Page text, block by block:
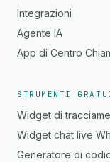
Integrazioni
Agente IA
App di Centro
STRUMENTI
Widget di
Widget chat live
Generatore di